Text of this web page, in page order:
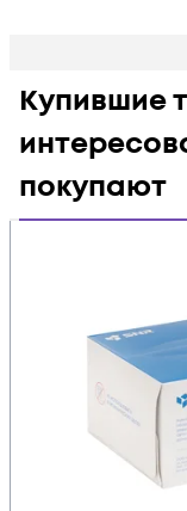
Купившие
покупают